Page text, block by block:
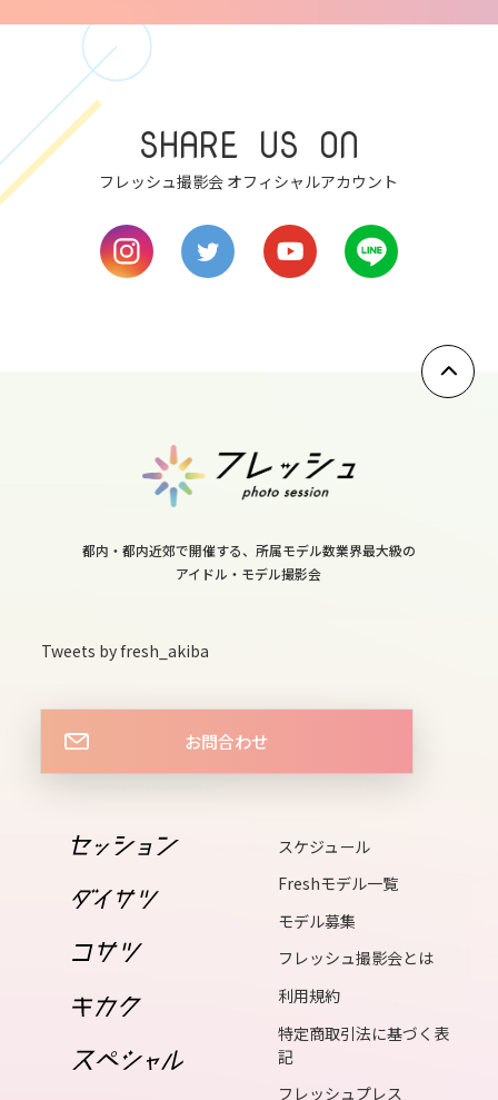
7
thu
12
13
14
15
fri
16
17
SHARE US ON
フレッシュ撮影会 オフィシャルアカウント
都内・都内近郊で開催する、所属モデル数業界最大級の
アイドル・モデル撮影会
Tweets by fresh_akiba
お問合わせ
スケジュール
Freshモデル一覧
モデル募集
フレッシュ撮影会とは
利用規約
特定商取引法に基づく表
記
フレッシュプレス